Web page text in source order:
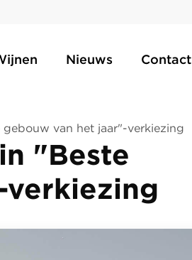
Nieuws Contact
van het jaar"-verkiezing
"Beste